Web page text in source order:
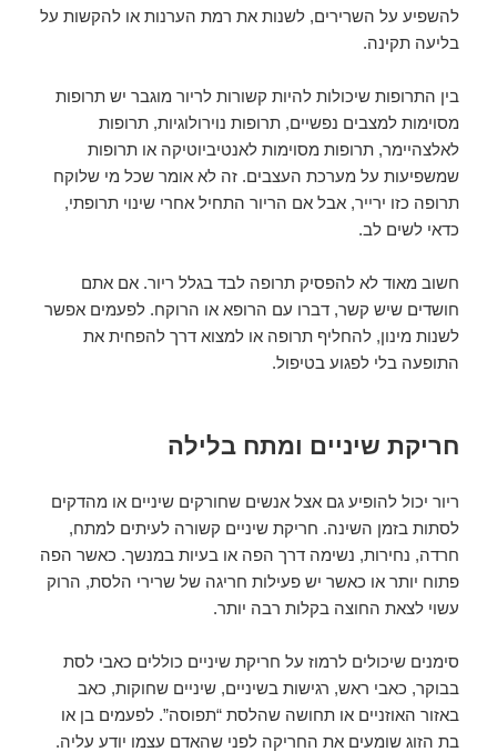
להשפיע על השרירים, לשנות את רמת הערנות או להקשות על
בליעה תקינה.
בין התרופות שיכולות להיות קשורות לריור מוגבר יש תרופות
מסוימות למצבים נפשיים, תרופות נוירולוגיות, תרופות
לאלצהיימר, תרופות מסוימות לאנטיביוטיקה או תרופות
שמשפיעות על מערכת העצבים. זה לא אומר שכל מי שלוקח
תרופה כזו ירייר, אבל אם הריור התחיל אחרי שינוי תרופתי,
כדאי לשים לב.
חשוב מאוד לא להפסיק תרופה לבד בגלל ריור. אם אתם
חושדים שיש קשר, דברו עם הרופא או הרוקח. לפעמים אפשר
לשנות מינון, להחליף תרופה או למצוא דרך להפחית את
התופעה בלי לפגוע בטיפול.
חריקת שיניים ומתח בלילה
ריור יכול להופיע גם אצל אנשים שחורקים שיניים או מהדקים
לסתות בזמן השינה. חריקת שיניים קשורה לעיתים למתח,
חרדה, נחירות, נשימה דרך הפה או בעיות במנשך. כאשר הפה
פתוח יותר או כאשר יש פעילות חריגה של שרירי הלסת, הרוק
עשוי לצאת החוצה בקלות רבה יותר.
סימנים שיכולים לרמוז על חריקת שיניים כוללים כאבי לסת
בבוקר, כאבי ראש, רגישות בשיניים, שיניים שחוקות, כאב
באזור האוזניים או תחושה שהלסת “תפוסה”. לפעמים בן או
בת הזוג שומעים את החריקה לפני שהאדם עצמו יודע עליה.